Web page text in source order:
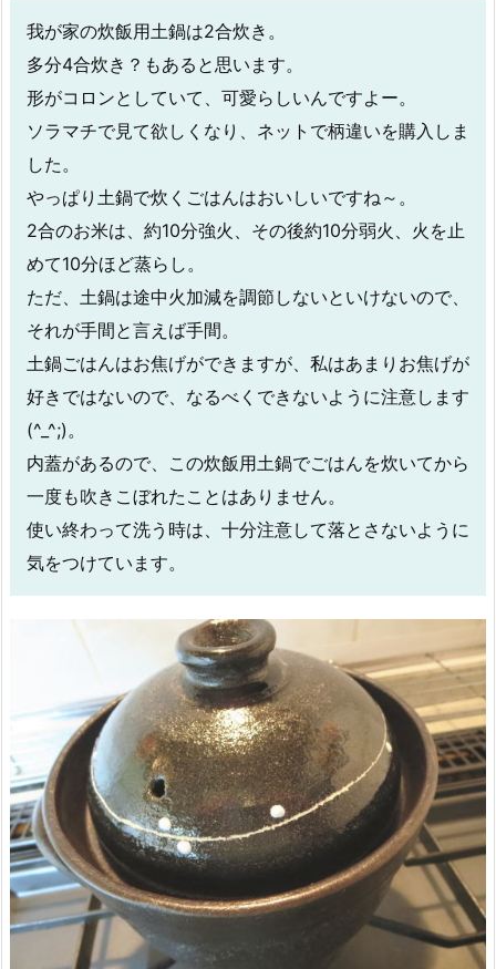
我が家の炊飯用土鍋は2合炊き。
多分4合炊き？もあると思います。
形がコロンとしていて、可愛らしいんですよー。
ソラマチで見て欲しくなり、ネットで柄違いを購入しま
した。
やっぱり土鍋で炊くごはんはおいしいですね～。
2合のお米は、約10分強火、その後約10分弱火、火を止
めて10分ほど蒸らし。
ただ、土鍋は途中火加減を調節しないといけないので、
それが手間と言えば手間。
土鍋ごはんはお焦げができますが、私はあまりお焦げが
好きではないので、なるべくできないように注意します
(^_^;)。
内蓋があるので、この炊飯用土鍋でごはんを炊いてから
一度も吹きこぼれたことはありません。
使い終わって洗う時は、十分注意して落とさないように
気をつけています。